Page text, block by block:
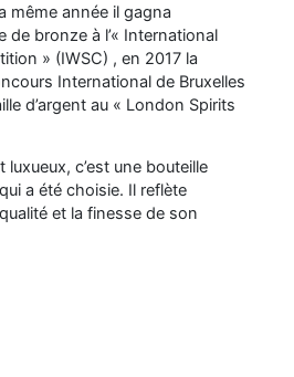
même année il gagna
de bronze à l’« International
» (IWSC) , en 2017 la
International de Bruxelles
d’argent au « London Spirits
c’est une bouteille
a été choisie. Il reflète
et la finesse de son